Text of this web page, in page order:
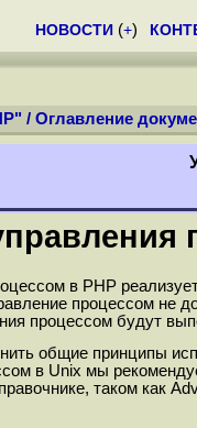
НОВОСТИ (+)
/ Оглавление
в РНР
процессом не
процессом будут
общие принципы
в Unix мы
таком как